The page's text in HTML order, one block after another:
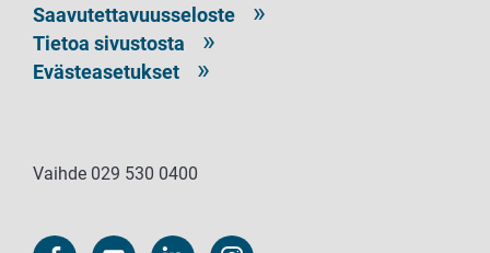
Saavutettavuusseloste
Tietoa sivustosta
Evästeasetukset
Vaihde 029 530 0400